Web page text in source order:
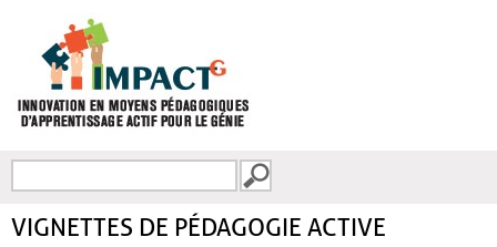
FORMULAIRE DE
VIGNETTES DE PÉDAGOGIE ACTIVE